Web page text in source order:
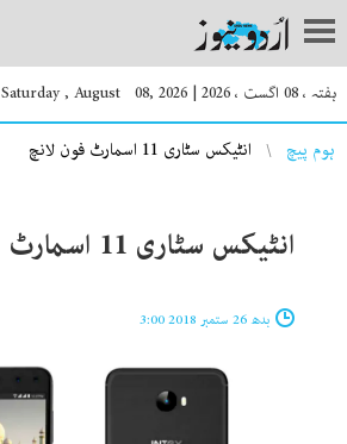
ہفتہ ، 08 اگست ، 2026 |
Saturday , August 08, 2026
You are here
ہوم پیچ انٹیکس سٹاری 11 اسمارٹ فون لانچ
انٹیکس سٹاری 11 اسمارٹ فون لانچ
بدھ 26 ستمبر 2018 3:00